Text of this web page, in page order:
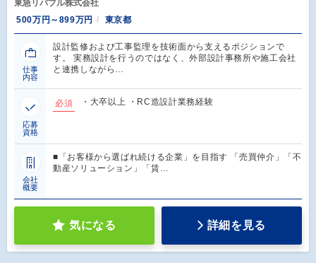
東急リバブル株式会社
500万円～899万円
東京都
仕事
内容
設計監修および工事監理を技術面から支えるポジションで
す。 実務設計を行うのではなく、外部設計事務所や施工会社
と連携しながら…
応募
資格
必須 ・大卒以上 ・RC造設計業務経験
会社
概要
■「お客様から選ばれ続ける企業」を目指す 「売買仲介」「不
動産ソリューション」「賃…
気になる 詳細を見る